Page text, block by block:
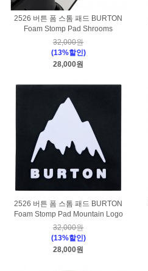
2526 버튼 폼 스톰 패드 BURTON
Foam Stomp Pad Shrooms
32,000원
(13%할인)
28,000원
2526 버튼 폼 스톰 패드 BURTON
Foam Stomp Pad Mountain Logo
32,000원
(13%할인)
28,000원